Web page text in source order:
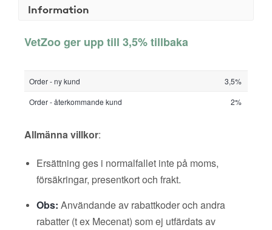
Information
VetZoo ger upp till 3,5% tillbaka
Order - ny kund
3,5%
Order - återkommande kund
2%
Allmänna villkor:
Ersättning ges i normalfallet inte på moms,
försäkringar, presentkort och frakt.
Obs: Användande av rabattkoder och andra
rabatter (t ex Mecenat) som ej utfärdats av